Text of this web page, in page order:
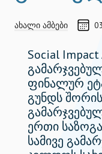
ახალი ამბები
Social Impact
ფინალურ
გუნდს
ერთი
სამივე